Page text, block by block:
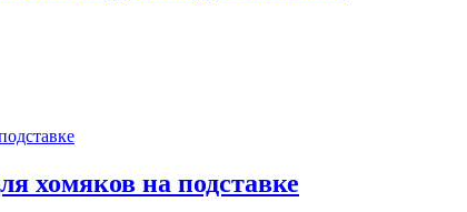
хомяков на подставке